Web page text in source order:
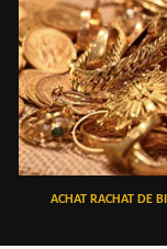
ACHAT RACHAT DE